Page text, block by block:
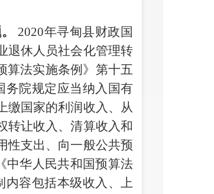
。
2020年寻甸县财政国
退休人员社会化管理转
算法实施条例》第十五
务院规定应当纳入国有
缴国家的利润收入、从
转让收入、清算收入和
性支出、向一般公共预
中华人民共和国预算法
内容包括本级收入、上